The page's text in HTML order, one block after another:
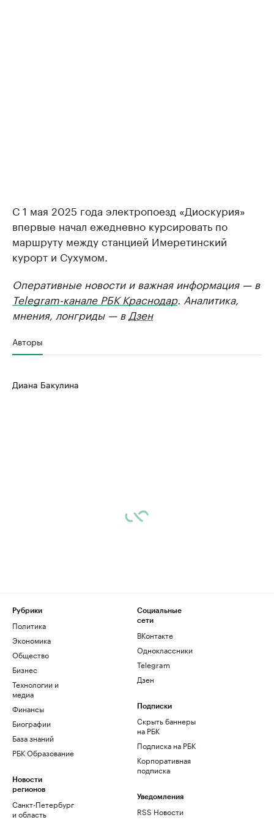
С 1 мая 2025 года электропоезд «Диоскурия»
впервые начал ежедневно курсировать по
маршруту между станцией Имеретинский
курорт и Сухумом.
Оперативные новости и важная информация — в
Telegram-канале РБК Краснодар. Аналитика,
мнения, лонгриды — в Дзен
Авторы
Диана Бакулина
Рубрики
Политика
Экономика
Общество
Бизнес
Технологии и
медиа
Финансы
Биографии
База знаний
РБК Образование
Новости
регионов
Санкт-Петербург
и область
Социальные
сети
ВКонтакте
Одноклассники
Telegram
Дзен
Подписки
Скрыть баннеры
на РБК
Подписка на РБК
Корпоративная
подписка
Уведомления
RSS Новости